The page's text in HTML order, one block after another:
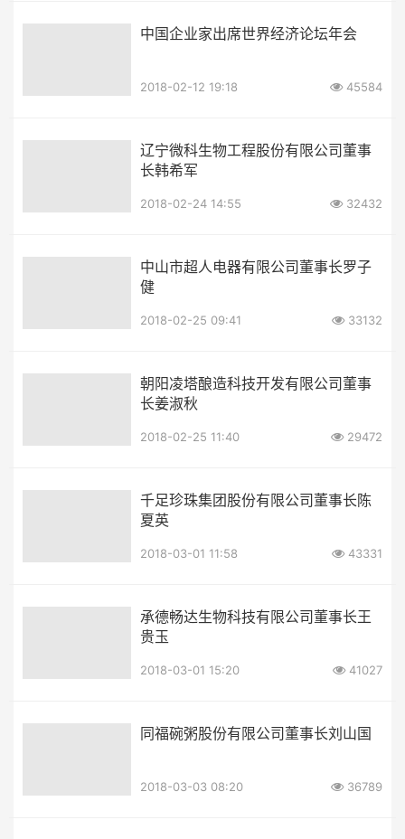
中国企业家出席世界经济论坛年会
2018-02-12 19:18 45584
辽宁微科生物工程股份有限公司董事
长韩希军
2018-02-24 14:55 32432
中山市超人电器有限公司董事长罗子
健
2018-02-25 09:41 33132
朝阳凌塔酿造科技开发有限公司董事
长姜淑秋
2018-02-25 11:40 29472
千足珍珠集团股份有限公司董事长陈
夏英
2018-03-01 11:58 43331
承德畅达生物科技有限公司董事长王
贵玉
2018-03-01 15:20 41027
同福碗粥股份有限公司董事长刘山国
2018-03-03 08:20 36789